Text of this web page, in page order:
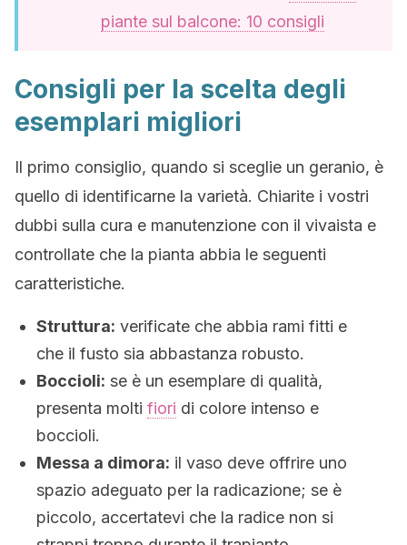
piante sul balcone: 10 consigli
Consigli per la scelta degli
esemplari migliori
Il primo consiglio, quando si sceglie un geranio, è
quello di identificarne la varietà. Chiarite i vostri
dubbi sulla cura e manutenzione con il vivaista e
controllate che la pianta abbia le seguenti
caratteristiche.
Struttura: verificate che abbia rami fitti e
che il fusto sia abbastanza robusto.
Boccioli: se è un esemplare di qualità,
presenta molti fiori di colore intenso e
boccioli.
Messa a dimora: il vaso deve offrire uno
spazio adeguato per la radicazione; se è
piccolo, accertatevi che la radice non si